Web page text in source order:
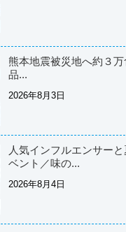
熊本地震被災地へ約３
品...
2026年8月3日
人気インフルエンサー
ベント／味の...
2026年8月4日